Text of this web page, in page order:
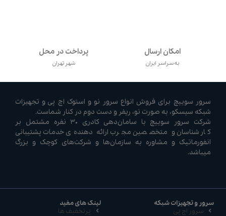
امکان ارسال
به سراسر ایران
پرداخت در محل
شهر تهران
سرور سوییچ برای فروش انواع سرور نو و استوک اچ پی و تجهیزات
شبکه سیسکو، به صورت نو، ریفر و دست دوم در کنار شماست.
شرکت سرور سوییچ با سامان‌دهی کادری ۳۰ نفره مشتمل بر
کارشناسان و متخصصین مجرب ارائه دهنده‌ی خدمات پشتیبانی
انفورماتیک و مشاوره به سازمان‌ها و شرکت‌های کوچک و بزرگ
میباشد.
سرور و تجهیزات شبکه
سرور اچ پی
لینک های مفید
پرتخفیف ها